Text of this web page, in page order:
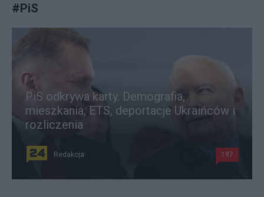
#PiS
PiS odkrywa karty. Demografia,
mieszkania, ETS, deportacje Ukraińców i
rozliczenia
Redakcja 197